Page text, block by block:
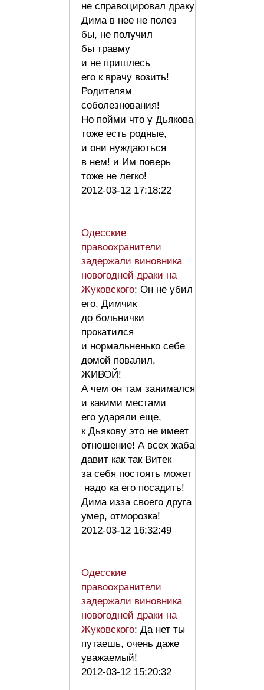
не справоцировал драку
Дима в нее не полез
бы, не получил
бы травму
и не пришлесь
его к врачу возить!
Родителям
соболезнования!
Но пойми что у Дьякова
тоже есть родные,
и они нуждаються
в нем! и Им поверь
тоже не легко!
2012-03-12 17:18:22
Одесские
правоохранители
задержали виновника
новогодней драки на
Жуковского: Он не убил
его, Димчик
до больнички
прокатился
и нормальненько себе
домой повалил,
ЖИВОЙ!
А чем он там занимался
и какими местами
его ударяли еще,
к Дьякову это не имеет
отношение! А всех жаба
давит как так Витек
за себя постоять может
надо ка его посадить!
Дима изза своего друга
умер, отморозка!
2012-03-12 16:32:49
Одесские
правоохранители
задержали виновника
новогодней драки на
Жуковского: Да нет ты
путаешь, очень даже
уважаемый!
2012-03-12 15:20:32